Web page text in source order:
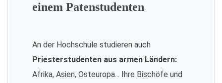
einem Patenstudenten
An der Hochschule studieren auch
Priesterstudenten aus armen Ländern:
Afrika, Asien, Osteuropa... Ihre Bischöfe und